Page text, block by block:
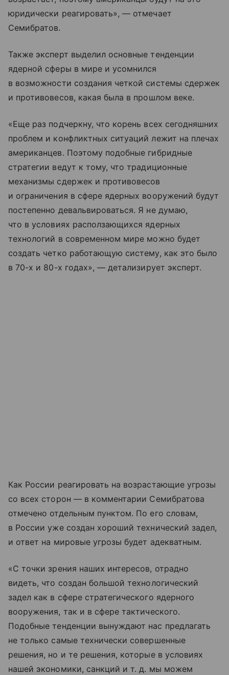
юридически реагировать», — отмечает
Семибратов.
Также эксперт выделил основные тенденции
ядерной сферы в мире и усомнился
в возможности создания четкой системы сдержек
и противовесов, какая была в прошлом веке.
«Еще раз подчеркну, что корень всех сегодняшних
проблем и конфликтных ситуаций лежит на плечах
американцев. Поэтому подобные гибридные
стратегии ведут к тому, что традиционные
механизмы сдержек и противовесов
и ограничения в сфере ядерных вооружений будут
постепенно девальвироваться. Я не думаю,
что в условиях расползающихся ядерных
технологий в современном мире можно будет
создать четко работающую систему, как это было
в 70-х и 80-х годах», — детализирует эксперт.
Как России реагировать на возрастающие угрозы
со всех сторон — в комментарии Семибратова
отмечено отдельным пунктом. По его словам,
в России уже создан хороший технический задел,
и ответ на мировые угрозы будет адекватным.
«С точки зрения наших интересов, отрадно
видеть, что создан большой технологический
задел как в сфере стратегического ядерного
вооружения, так и в сфере тактического.
Подобные тенденции вынуждают нас предлагать
не только самые технически совершенные
решения, но и те решения, которые в условиях
нашей экономики, санкций и т. д. мы можем